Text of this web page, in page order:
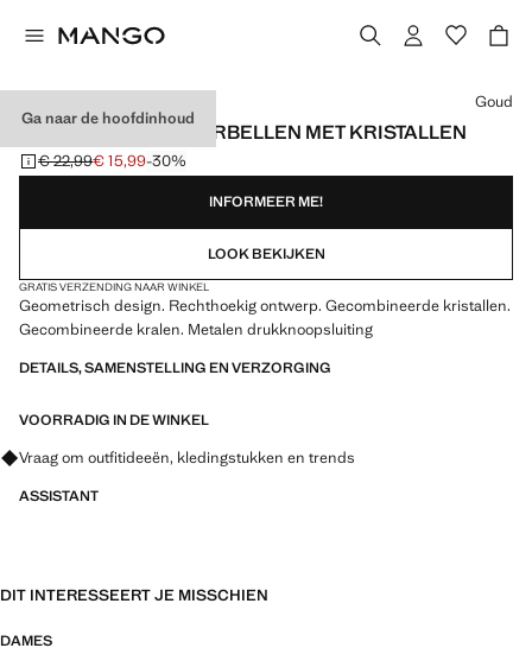
Ga naar de hoofdinhoud
GEOMETRISCHE OORBELLEN MET KRISTALLEN
Oorspronkelijke prijs doorgehaald [€ 22,99 ]
€ 22,99
Huidige prijs [€ 15,99 ]
€ 15,99-30%
Kies een kleur
Goud
INFORMEER ME!
LOOK BEKIJKEN
GRATIS VERZENDING NAAR WINKEL
Geometrisch design. Rechthoekig ontwerp. Gecombineerde kristallen.
Gecombineerde kralen. Metalen drukknoopsluiting
DETAILS, SAMENSTELLING EN VERZORGING
VOORRADIG IN DE WINKEL
Vraag om outfitideeën, kledingstukken en trends
ASSISTANT
DIT INTERESSEERT JE MISSCHIEN
DAMES